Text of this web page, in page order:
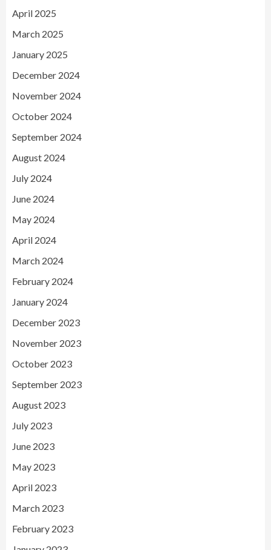
April 2025
March 2025
January 2025
December 2024
November 2024
October 2024
September 2024
August 2024
July 2024
June 2024
May 2024
April 2024
March 2024
February 2024
January 2024
December 2023
November 2023
October 2023
September 2023
August 2023
July 2023
June 2023
May 2023
April 2023
March 2023
February 2023